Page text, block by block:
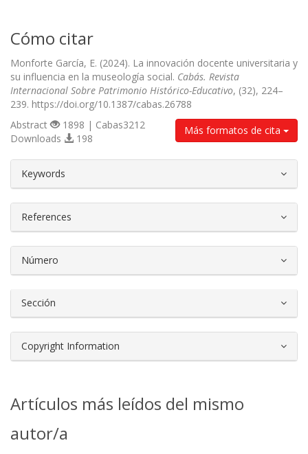
Cómo citar
Monforte García, E. (2024). La innovación docente universitaria y
su influencia en la museología social. Cabás. Revista
Internacional Sobre Patrimonio Histórico-Educativo, (32), 224–
239. https://doi.org/10.1387/cabas.26788
Más formatos de cita
Abstract
1898 | Cabas3212
Downloads
198
Keywords
References
Número
Sección
Copyright Information
Artículos más leídos del mismo
autor/a